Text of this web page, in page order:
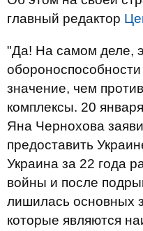
главный редактор
"Да! На самом деле,
значение, чем
комплексы. 20
Яна Чернохова
предоставить
Украина за 22 года
войны и после
лишилась основных
которые являются